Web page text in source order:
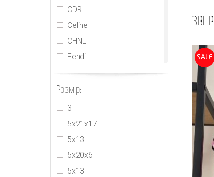
CDR
Celine
CHNL
Fendi
Gabriela Hearts
Givenchy
Goyard
Gucci
Hermes
Jacquemus
Jimmy Choo
Розмір:
3
5х21х17
5х13
5x20x6
5x13
SALE